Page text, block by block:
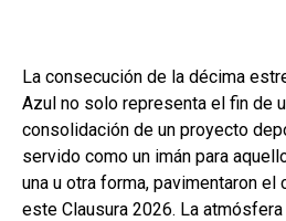
La consecución de la décima
Azul no solo representa el fin de
consolidación de un proyecto
servido como un imán para
una u otra forma, pavimentaron el
este Clausura 2026. La